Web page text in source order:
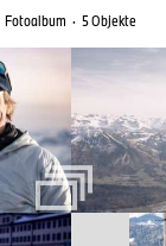
Fotoalbum · 5 Objekte